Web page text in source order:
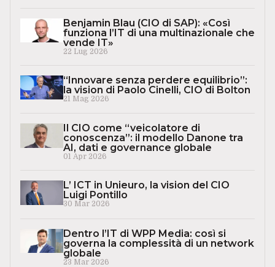
Benjamin Blau (CIO di SAP): «Così
funziona l’IT di una multinazionale che
vende IT»
22 Lug 2026
“Innovare senza perdere equilibrio”:
la vision di Paolo Cinelli, CIO di Bolton
21 Mag 2026
Il CIO come “veicolatore di
conoscenza”: il modello Danone tra
AI, dati e governance globale
01 Apr 2026
L’ ICT in Unieuro, la vision del CIO
Luigi Pontillo
30 Mar 2026
Dentro l’IT di WPP Media: così si
governa la complessità di un network
globale
23 Mar 2026